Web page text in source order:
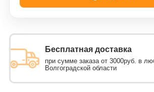
Бесплатная доставка
при сумме заказа от 3000руб. в
Волгоградской области